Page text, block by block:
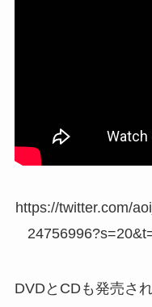
https://twitter.com/
DVDとCDも発売さ